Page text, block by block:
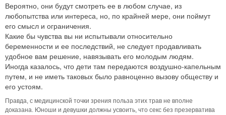
Вероятно, они будут смотреть ее в любом случае, из
любопытства или интереса, но, по крайней мере, они поймут
его смысл и ограничения.
Какие бы чувства вы ни испытывали относительно
беременности и ее последствий, не следует продавливать
удобное вам решение, навязывать его молодым людям.
Иногда казалось, что дети там передаются воздушно-капельным
путем, и не иметь таковых было равноценно вызову обществу и
его устоям.
Правда, с медицинской точки зрения польза этих трав не вполне
доказана. Юноши и девушки должны усвоить, что секс без презерватива